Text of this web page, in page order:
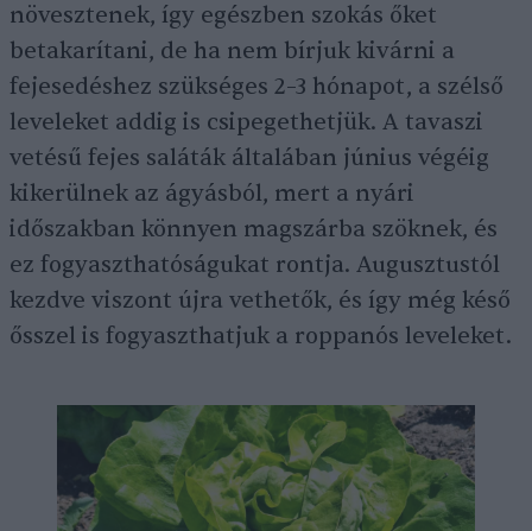
növesztenek, így egészben szokás őket
betakarítani, de ha nem bírjuk kivárni a
fejesedéshez szükséges 2–3 hónapot, a szélső
leveleket addig is csipegethetjük. A tavaszi
vetésű fejes saláták általában június végéig
kikerülnek az ágyásból, mert a nyári
időszakban könnyen magszárba szöknek, és
ez fogyaszthatóságukat rontja. Augusztustól
kezdve viszont újra vethetők, és így még késő
ősszel is fogyaszthatjuk a roppanós leveleket.